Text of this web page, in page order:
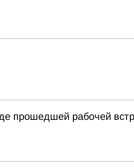
прошедшей рабочей